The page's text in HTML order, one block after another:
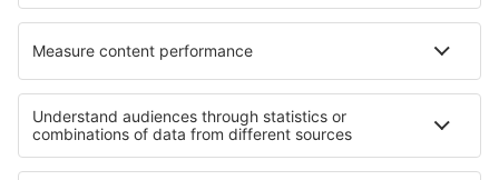
Nejlepší hotely - regiony
Hotely in North Black Sea Coast
Hotely Lovech province Hotely v Burgasu Region
Hotely ve Vrace Hotely na Jónských ostrovech